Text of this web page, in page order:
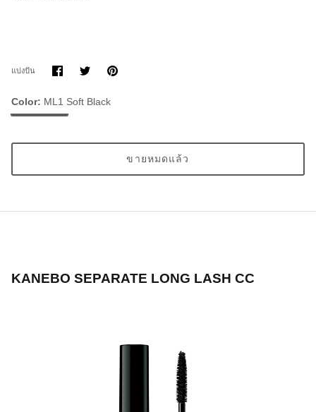
แบ่งปัน
แบ่ง
Facebook
แบ่ง
Twitter
ขา
Color
ML1 Soft Black
ขายหมดแล้ว
KANEBO SEPARATE LONG LASH CC